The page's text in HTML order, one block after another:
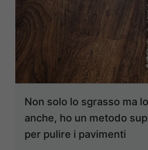
Non solo lo sgrasso ma
anche, ho un metodo
per pulire i pavimenti